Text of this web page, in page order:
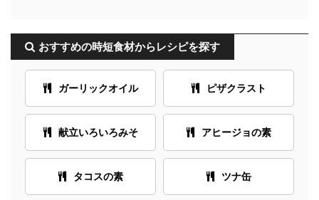
おすすめの時短食材からレシピを探す
ガーリックオイル ピザクラスト
献立いろいろみそ アヒージョの素
タコスの素 ツナ缶